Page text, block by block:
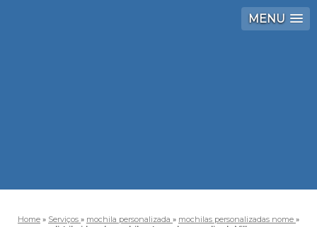
MENU
Home » Serviços » mochila personalizada » mochilas personalizadas nome »